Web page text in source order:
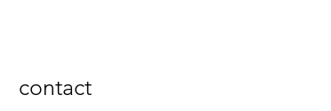
contact